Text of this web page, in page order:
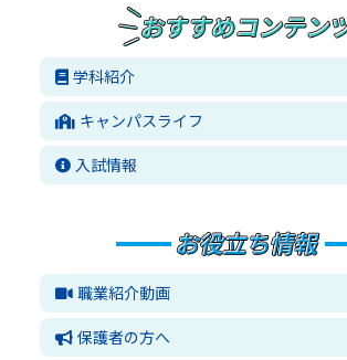
学科紹介
キャンパスライフ
入試情報
職業紹介動画
保護者の方へ